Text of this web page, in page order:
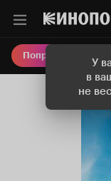
У
в
не
Попробовать Плюс